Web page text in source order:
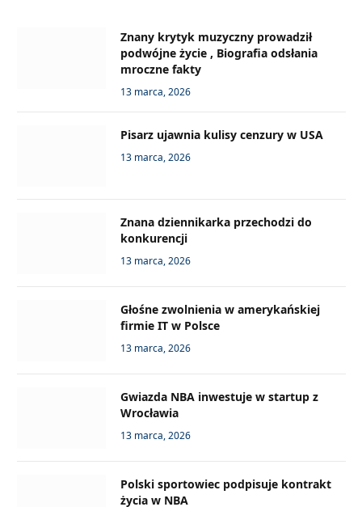
Znany krytyk muzyczny prowadził
podwójne życie , Biografia odsłania
mroczne fakty
13 marca, 2026
Pisarz ujawnia kulisy cenzury w USA
13 marca, 2026
Znana dziennikarka przechodzi do
konkurencji
13 marca, 2026
Głośne zwolnienia w amerykańskiej
firmie IT w Polsce
13 marca, 2026
Gwiazda NBA inwestuje w startup z
Wrocławia
13 marca, 2026
Polski sportowiec podpisuje kontrakt
życia w NBA